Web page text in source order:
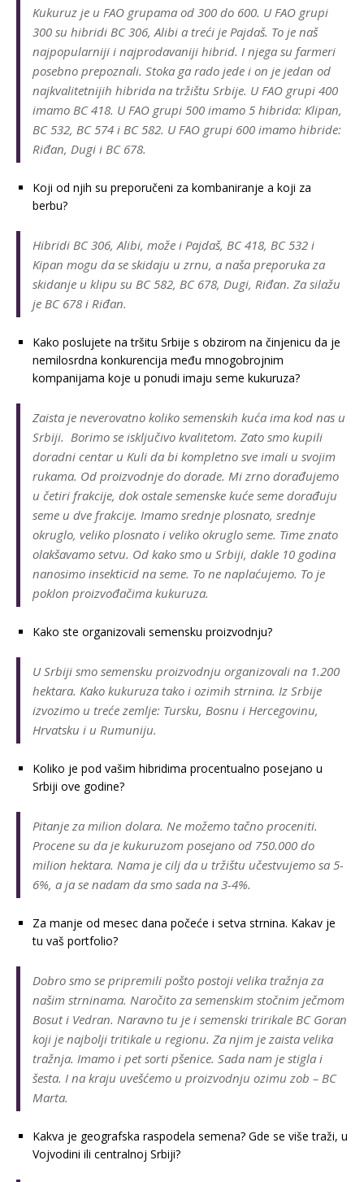
Kukuruz je u FAO grupama od 300 do 600. U FAO grupi
300 su hibridi BC 306, Alibi a treći je Pajdaš. To je naš
najpopularniji i najprodavaniji hibrid. I njega su farmeri
posebno prepoznali. Stoka ga rado jede i on je jedan od
najkvalitetnijih hibrida na tržištu Srbije. U FAO grupi 400
imamo BC 418. U FAO grupi 500 imamo 5 hibrida: Klipan,
BC 532, BC 574 i BC 582. U FAO grupi 600 imamo hibride:
Riđan, Dugi i BC 678.
Koji od njih su preporučeni za kombaniranje a koji za
berbu?
Hibridi BC 306, Alibi, može i Pajdaš, BC 418, BC 532 i
Kipan mogu da se skidaju u zrnu, a naša preporuka za
skidanje u klipu su BC 582, BC 678, Dugi, Riđan. Za silažu
je BC 678 i Riđan.
Kako poslujete na tršitu Srbije s obzirom na činjenicu da je
nemilosrdna konkurencija među mnogobrojnim
kompanijama koje u ponudi imaju seme kukuruza?
Zaista je neverovatno koliko semenskih kuća ima kod nas u
Srbiji. Borimo se isključivo kvalitetom. Zato smo kupili
doradni centar u Kuli da bi kompletno sve imali u svojim
rukama. Od proizvodnje do dorade. Mi zrno dorađujemo
u četiri frakcije, dok ostale semenske kuće seme dorađuju
seme u dve frakcije. Imamo srednje plosnato, srednje
okruglo, veliko plosnato i veliko okruglo seme. Time znato
olakšavamo setvu. Od kako smo u Srbiji, dakle 10 godina
nanosimo insekticid na seme. To ne naplaćujemo. To je
poklon proizvođačima kukuruza.
Kako ste organizovali semensku proizvodnju?
U Srbiji smo semensku proizvodnju organizovali na 1.200
hektara. Kako kukuruza tako i ozimih strnina. Iz Srbije
izvozimo u treće zemlje: Tursku, Bosnu i Hercegovinu,
Hrvatsku i u Rumuniju.
Koliko je pod vašim hibridima procentualno posejano u
Srbiji ove godine?
Pitanje za milion dolara. Ne možemo tačno proceniti.
Procene su da je kukuruzom posejano od 750.000 do
milion hektara. Nama je cilj da u tržištu učestvujemo sa 5-
6%, a ja se nadam da smo sada na 3-4%.
Za manje od mesec dana počeće i setva strnina. Kakav je
tu vaš portfolio?
Dobro smo se pripremili pošto postoji velika tražnja za
našim strninama. Naročito za semenskim stočnim ječmom
Bosut i Vedran. Naravno tu je i semenski tririkale BC Goran
koji je najbolji tritikale u regionu. Za njim je zaista velika
tražnja. Imamo i pet sorti pšenice. Sada nam je stigla i
šesta. I na kraju uvešćemo u proizvodnju ozimu zob – BC
Marta.
Kakva je geografska raspodela semena? Gde se više traži, u
Vojvodini ili centralnoj Srbiji?